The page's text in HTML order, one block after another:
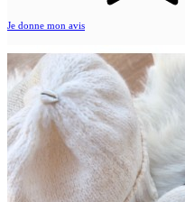
Je donne mon avis